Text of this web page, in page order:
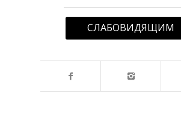
СЛАБОВИДЯЩИМ